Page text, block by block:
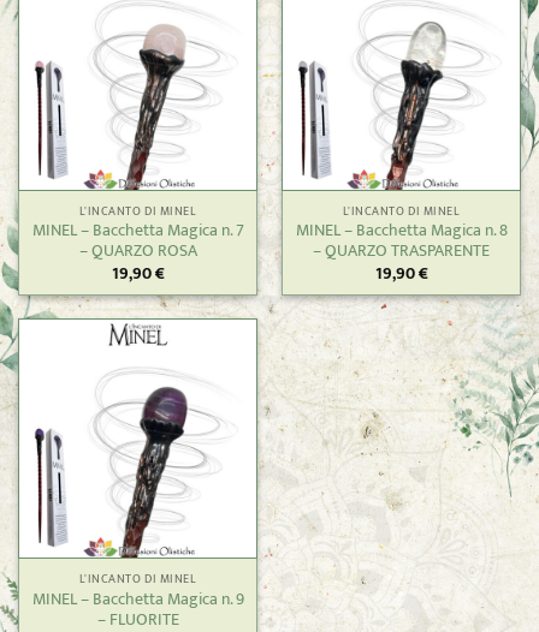
L'INCANTO DI MINEL
MINEL – Bacchetta Magica n. 7
– QUARZO ROSA
19,90€
L'INCANTO DI MINEL
MINEL – Bacchetta Magica n. 8
– QUARZO TRASPARENTE
19,90€
L'INCANTO DI MINEL
MINEL – Bacchetta Magica n. 9
– FLUORITE